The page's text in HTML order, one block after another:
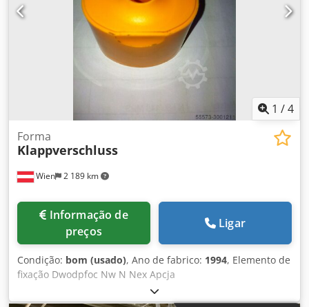
1 /4
Wien 2 189 km
Forma
Klappverschluss
preços
Ligar
Condição: bom (usado), Ano de fabrico: 1994, Elemento de
fixação Dwodpfoc Nw N Nex Apcja